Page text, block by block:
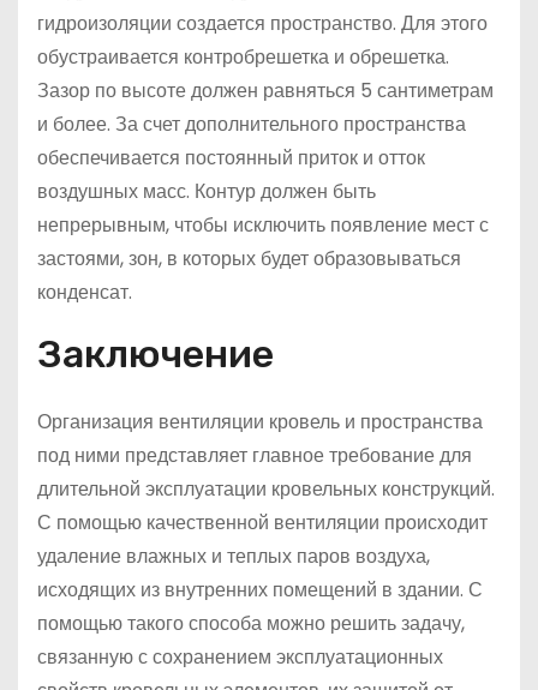
гидроизоляции создается пространство. Для этого
обустраивается контробрешетка и обрешетка.
Зазор по высоте должен равняться 5 сантиметрам
и более. За счет дополнительного пространства
обеспечивается постоянный приток и отток
воздушных масс. Контур должен быть
непрерывным, чтобы исключить появление мест с
застоями, зон, в которых будет образовываться
конденсат.
Заключение
Организация вентиляции кровель и пространства
под ними представляет главное требование для
длительной эксплуатации кровельных конструкций.
С помощью качественной вентиляции происходит
удаление влажных и теплых паров воздуха,
исходящих из внутренних помещений в здании. С
помощью такого способа можно решить задачу,
связанную с сохранением эксплуатационных